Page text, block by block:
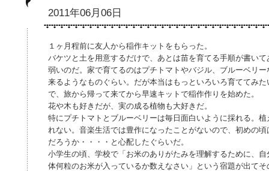
2011年06月06日
１ヶ月程前に友人から稲作キットをもらった。
バケツと土を用意するだけで、あとは苗を育てる手順が書い
弱いのだ。家で育てるのはプチトマトやバジル、ブルーベリ
来るようなものぐらい。だが本当はもっといろいろ育ててみ
で、旅から帰って来てから早速キットで稲作作りを始めた。
花や木も好きだが、実の成る植物も大好きだ。
特にプチトマトとブルーベリーは毎日面白いように採れる。
れない。音楽生活では豊作になったことがないので、初めの
だろうか・・・・と心配したぐらいだ。
小学生の頃、学校で「お米のありがたみを理解するために、
体何粒のお米が入っているか数えなさい」という宿題が出て